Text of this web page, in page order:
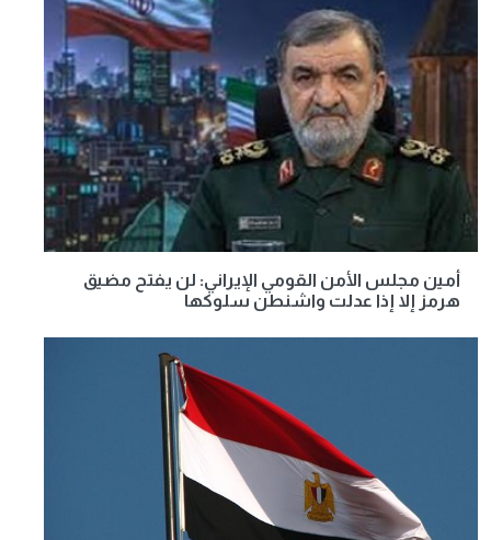
أمين مجلس الأمن القومي الإيراني: لن يفتح مضيق
هرمز إلا إذا عدلت واشنطن سلوكها